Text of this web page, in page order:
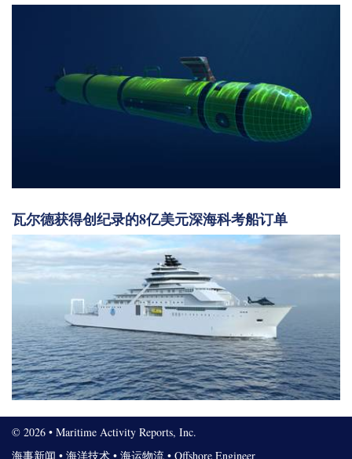
瓦尔德获得创纪录的8亿美元深海科考船订单
© 2026 • Maritime Activity Reports, Inc.
海事新闻 • 海洋技术 • 海运物流 • Offshore Engineer